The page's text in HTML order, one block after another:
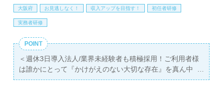
大阪府 お見逃しなく！ 収入アップを目指す！ 初任者研修
実務者研修
POINT
＜週休3日導入法人/業界未経験者も積極採用！ご利用者様
は誰かにとって『かけがえのない大切な存在』を真ん中
に！青山メディカルグループ！＞◎介護職/正社員募集